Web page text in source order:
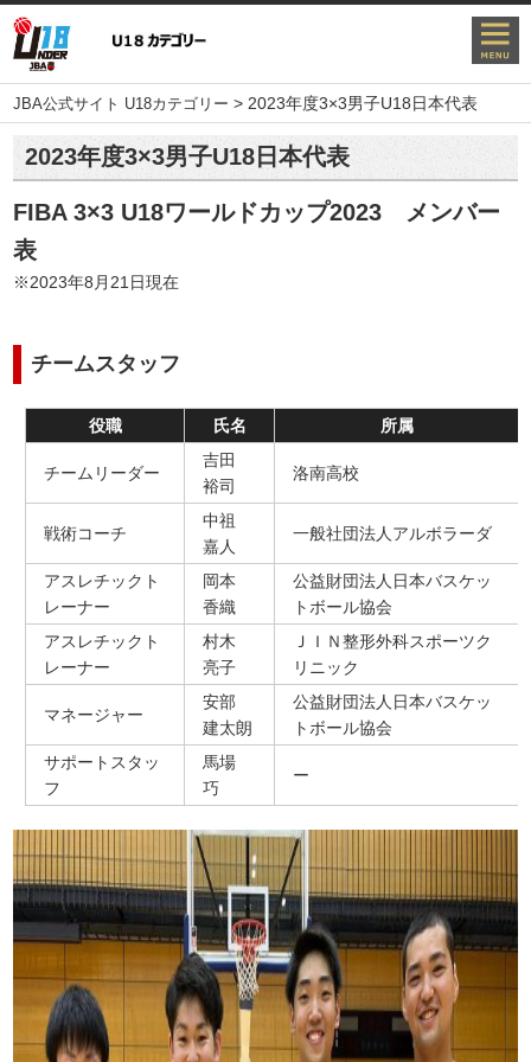
JBA公式サイト U18カテゴリー >2023年度3×3男子U18日本代表
2023年度3×3男子U18日本代表
FIBA 3×3 U18ワールドカップ2023 メンバー
表
※2023年8月21日現在
チームスタッフ
役職 氏名 所属
チームリーダー
吉田
裕司
洛南高校
戦術コーチ
中祖
嘉人
一般社団法人アルボラーダ
アスレチックト
レーナー
岡本
香織
公益財団法人日本バスケッ
トボール協会
アスレチックト
レーナー
村木
亮子
ＪＩＮ整形外科スポーツク
リニック
マネージャー
安部
建太朗
公益財団法人日本バスケッ
トボール協会
サポートスタッ
フ
馬場
巧
ー